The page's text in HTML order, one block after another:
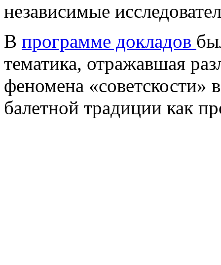
независимые
В программе докладов
тематика, отражавшая
феномена «советскости»
балетной традиции как